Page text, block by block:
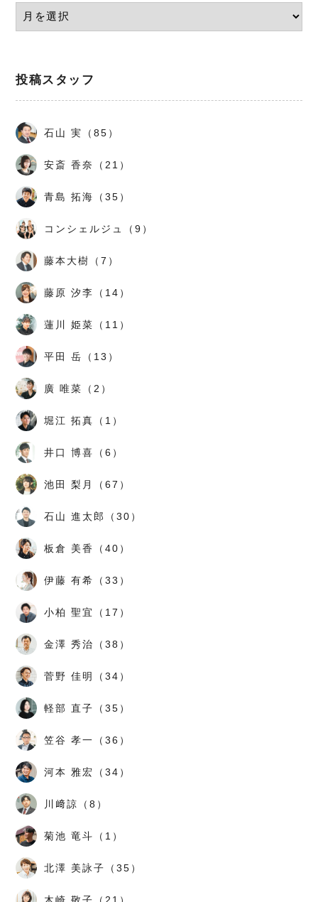
投稿スタッフ
石山 実（85）
安斎 香奈（21）
青島 拓海（35）
コンシェルジュ（9）
藤本大樹（7）
藤原 汐李（14）
蓮川 姫菜（11）
平田 岳（13）
廣 唯菜（2）
堀江 拓真（1）
井口 博喜（6）
池田 梨月（67）
石山 進太郎（30）
板倉 美香（40）
伊藤 有希（33）
小柏 聖宜（17）
金澤 秀治（38）
菅野 佳明（34）
軽部 直子（35）
笠谷 孝一（36）
河本 雅宏（34）
川﨑諒（8）
菊池 竜斗（1）
北澤 美詠子（35）